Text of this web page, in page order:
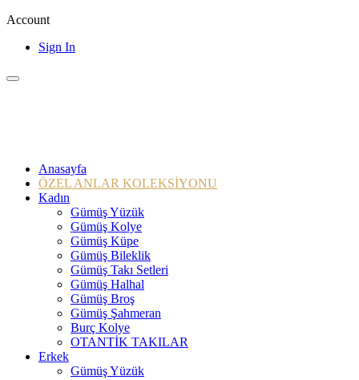
Account
Sign In
Anasayfa
ÖZEL ANLAR KOLEKSİYONU
Kadın
Gümüş Yüzük
Gümüş Kolye
Gümüş Küpe
Gümüş Bileklik
Gümüş Takı Setleri
Gümüş Halhal
Gümüş Broş
Gümüş Şahmeran
Burç Kolye
OTANTİK TAKILAR
Erkek
Gümüş Yüzük